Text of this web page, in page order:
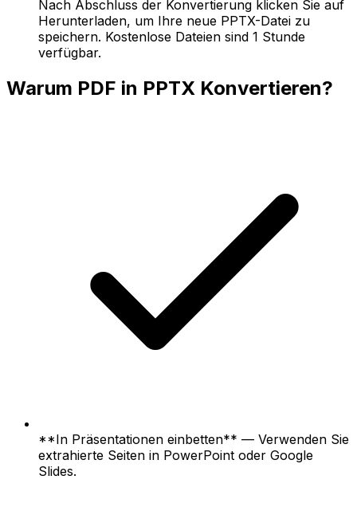
Nach Abschluss der Konvertierung klicken Sie auf
Herunterladen, um Ihre neue PPTX-Datei zu
speichern. Kostenlose Dateien sind 1 Stunde
verfügbar.
Warum PDF in PPTX Konvertieren?
**In Präsentationen einbetten** — Verwenden Sie
extrahierte Seiten in PowerPoint oder Google
Slides.